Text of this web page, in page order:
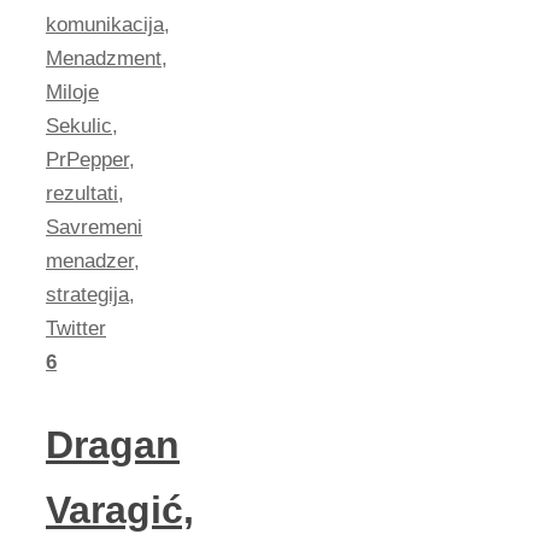
komunikacija,
Menadzment,
Miloje
Sekulic,
PrPepper,
rezultati,
Savremeni
menadzer,
strategija,
Twitter
6
Dragan
Varagić,